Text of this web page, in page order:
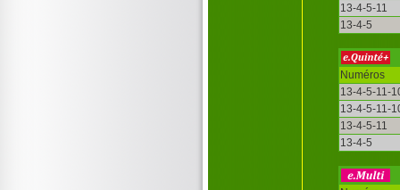
13-4-5-11
13-4-5
Numéros
13-4-5-11-
13-4-5-11-
13-4-5-11
13-4-5